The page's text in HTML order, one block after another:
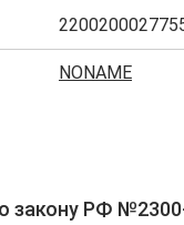
NONAME
закону РФ